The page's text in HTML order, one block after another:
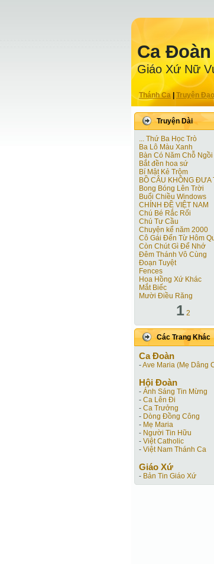
Ca
Giáo Xứ Nữ
Thánh Ca Truyện Ðạo
Truyện Dài
... Thứ Ba Học Trò
Ba Lô Màu Xanh
Bàn Có Năm Chỗ Ngồi
Bắt đền hoa sứ
Bí Mật Kẻ Trộm
BỒ CÂU KHÔNG ĐƯA
Bong Bóng Lên Trời
Buổi Chiều Windows
CHÍNH ĐỀ VIỆT NAM
Chú Bé Rắc Rối
Chú Tư Cầu
Chuyện kể năm 2000
Cô Gái Ðến Từ Hôm
Còn Chút Gì Ðể Nhớ
Đêm Thánh Vô Cùng
Ðoạn Tuyệt
Fences
Hoa Hồng Xứ Khác
Mắt Biếc
Mười Điều Răng
1 2
Các Trang Khác
Ca Ðoàn
-Ave Maria (Mẹ Dâng
Hội Ðoàn
- Ánh Sáng Tin Mừng
- Ca Lên Đi
- Ca Trưởng
- Dòng Đồng Công
- Mẹ Maria
- Người Tin Hữu
- Việt Catholic
- Việt Nam Thánh Ca
Giáo Xứ
- Bản Tin Giáo Xứ